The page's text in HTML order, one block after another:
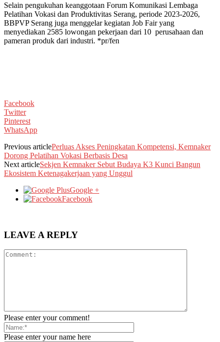
Selain pengukuhan keanggotaan Forum Komunikasi Lembaga
Pelatihan Vokasi dan Produktivitas Serang, periode 2023-2026,
BBPVP Serang juga menggelar kegiatan Job Fair yang
menyediakan 2585 lowongan pekerjaan dari 10 perusahaan dan
pameran produk dari industri. *pr/fen
Facebook
Twitter
Pinterest
WhatsApp
Previous articlePerluas Akses Peningkatan Kompetensi, Kemnaker
Dorong Pelatihan Vokasi Berbasis Desa
Next articleSekjen Kemnaker Sebut Budaya K3 Kunci Bangun
Ekosistem Ketenagakerjaan yang Unggul
Google +
Facebook
LEAVE A REPLY
Please enter your comment!
Please enter your name here